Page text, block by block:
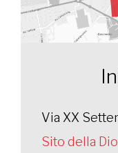
Via XX
Sito della